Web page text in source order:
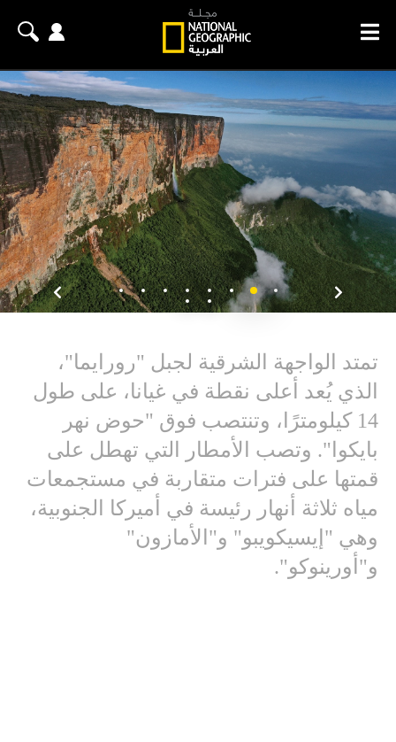
تمتد الواجهة الشرقية لجبل "رورايما"،
الذي يُعد أعلى نقطة في غيانا، على طول
14 كيلومترًا، وتنتصب فوق "حوض نهر
بايكوا". وتصب الأمطار التي تهطل على
قمتها على فترات متقاربة في مستجمعات
مياه ثلاثة أنهار رئيسة في أميركا الجنوبية،
وهي "إيسيكويبو" و"الأمازون"
و"أورينوكو".